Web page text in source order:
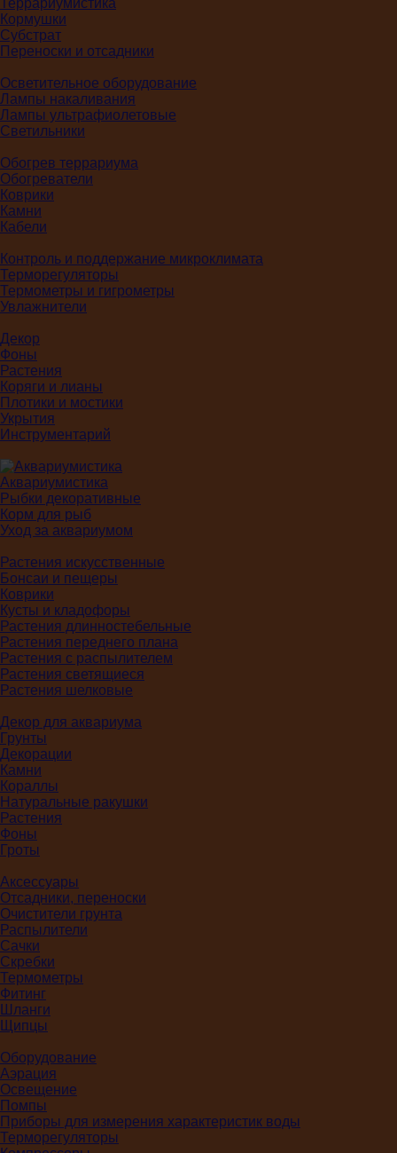
Террариумистика
Кормушки
Субстрат
Переноски и отсадники
Осветительное оборудование
Лампы накаливания
Лампы ультрафиолетовые
Светильники
Обогрев террариума
Обогреватели
Коврики
Камни
Кабели
Контроль и поддержание микроклимата
Терморегуляторы
Термометры и гигрометры
Увлажнители
Декор
Фоны
Растения
Коряги и лианы
Плотики и мостики
Укрытия
Инструментарий
Аквариумистика
Рыбки декоративные
Корм для рыб
Уход за аквариумом
Растения искусственные
Бонсаи и пещеры
Коврики
Кусты и кладофоры
Растения длинностебельные
Растения переднего плана
Растения с распылителем
Растения светящиеся
Растения шелковые
Декор для аквариума
Грунты
Декорации
Камни
Кораллы
Натуральные ракушки
Растения
Фоны
Гроты
Аксессуары
Отсадники, переноски
Очистители грунта
Распылители
Сачки
Скребки
Термометры
Фитинг
Шланги
Щипцы
Оборудование
Аэрация
Освещение
Помпы
Приборы для измерения характеристик воды
Терморегуляторы